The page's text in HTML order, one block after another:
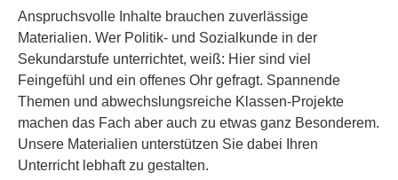
Anspruchsvolle Inhalte brauchen zuverlässige
Materialien. Wer Politik- und Sozialkunde in der
Sekundarstufe unterrichtet, weiß: Hier sind viel
Feingefühl und ein offenes Ohr gefragt. Spannende
Themen und abwechslungsreiche Klassen-Projekte
machen das Fach aber auch zu etwas ganz Besonderem.
Unsere Materialien unterstützen Sie dabei Ihren
Unterricht lebhaft zu gestalten.